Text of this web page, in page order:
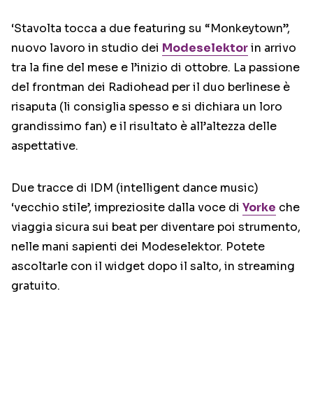
‘Stavolta tocca a due featuring su “Monkeytown”,
nuovo lavoro in studio dei Modeselektorin arrivo
tra la fine del mese e l’inizio di ottobre. La passione
del frontman dei Radiohead per il duo berlinese è
risaputa (li consiglia spesso e si dichiara un loro
grandissimo fan) e il risultato è all’altezza delle
aspettative.
Due tracce di IDM (intelligent dance music)
‘vecchio stile’, impreziosite dalla voce di Yorke che
viaggia sicura sui beat per diventare poi strumento,
nelle mani sapienti dei Modeselektor. Potete
ascoltarle con il widget dopo il salto, in streaming
gratuito.